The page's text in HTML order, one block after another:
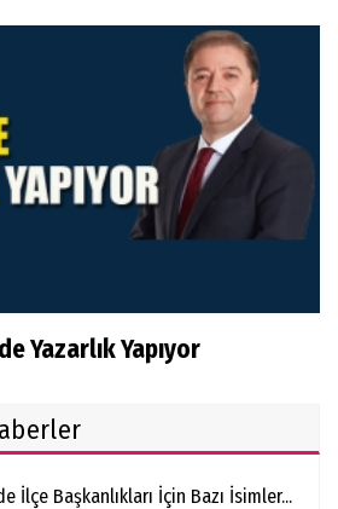
Yazarlık Yapıyor
İlçe Başkanlıkları İçin Bazı İsimler...